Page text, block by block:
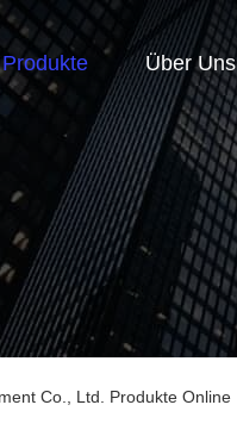
Produkte Über Uns
Co., Ltd. Produkte Online